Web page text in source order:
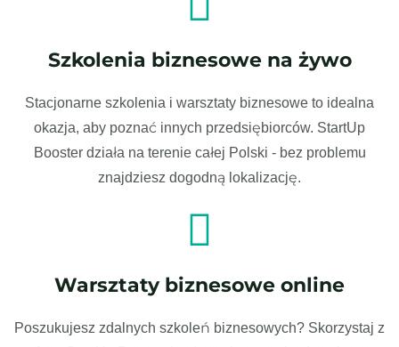
Szkolenia biznesowe na żywo
Stacjonarne szkolenia i warsztaty biznesowe to idealna
okazja, aby poznać innych przedsiębiorców. StartUp
Booster działa na terenie całej Polski - bez problemu
znajdziesz dogodną lokalizację.
Warsztaty biznesowe online
Poszukujesz zdalnych szkoleń biznesowych? Skorzystaj z